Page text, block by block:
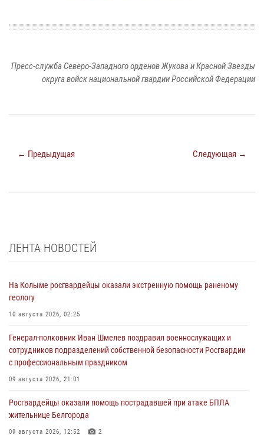
Пресс-служба Северо-Западного орденов Жукова и Красной Звезды
округа войск национальной гвардии Российской Федерации
← Предыдущая Следующая →
ЛЕНТА НОВОСТЕЙ
На Колыме росгвардейцы оказали экстренную помощь раненому
геологу
10 августа 2026, 02:25
Генерал-полковник Иван Шмелев поздравил военнослужащих и
сотрудников подразделений собственной безопасности Росгвардии
с профессиональным праздником
09 августа 2026, 21:01
Росгвардейцы оказали помощь пострадавшей при атаке БПЛА
жительнице Белгорода
09 августа 2026, 12:52 2